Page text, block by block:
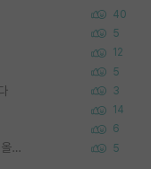
40
5
12
5
3
14
6
정보보안 연구하는 입장에선 식별가능한 사진을 올리는건 비추이긴함 5